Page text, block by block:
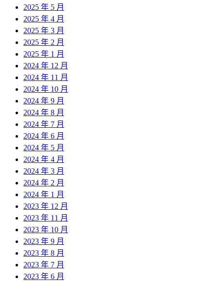
2025 年 5 月
2025 年 4 月
2025 年 3 月
2025 年 2 月
2025 年 1 月
2024 年 12 月
2024 年 11 月
2024 年 10 月
2024 年 9 月
2024 年 8 月
2024 年 7 月
2024 年 6 月
2024 年 5 月
2024 年 4 月
2024 年 3 月
2024 年 2 月
2024 年 1 月
2023 年 12 月
2023 年 11 月
2023 年 10 月
2023 年 9 月
2023 年 8 月
2023 年 7 月
2023 年 6 月